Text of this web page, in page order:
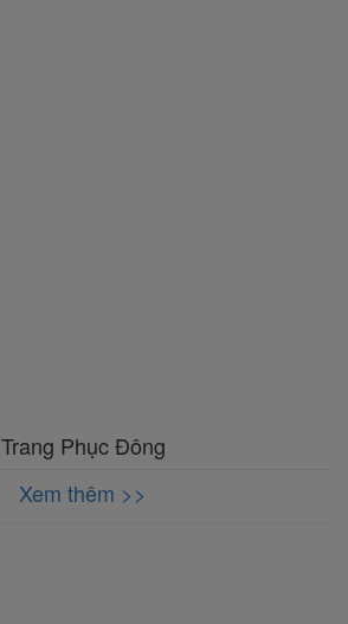
Trang Phục Đông
Xem thêm >>